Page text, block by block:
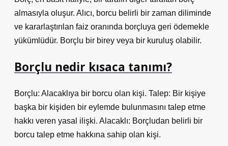
almasıyla oluşur. Alıcı, borcu belirli bir zaman diliminde
ve kararlaştırılan faiz oranında borçluya geri ödemekle
yükümlüdür. Borçlu bir birey veya bir kuruluş olabilir.
Borçlu nedir kısaca tanımı?
Borçlu: Alacaklıya bir borcu olan kişi. Talep: Bir kişiye
başka bir kişiden bir eylemde bulunmasını talep etme
hakkı veren yasal ilişki. Alacaklı: Borçludan belirli bir
borcu talep etme hakkına sahip olan kişi.